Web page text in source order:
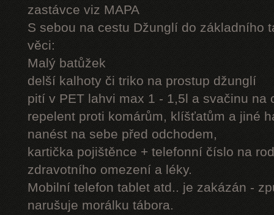
zastávce viz MAPA
S sebou na cestu Džunglí do základního
věci:
Malý batůžek
delší kalhoty či triko na prostup džunglí
pití v PET lahvi max 1 - 1,5l a svačinu na
repelent proti komárům, klíšťatům a jiné
nanést na sebe před odchodem,
kartička pojištěnce + telefonní číslo na
zdravotního omezení a léky.
Mobilní telefon tablet atd.. je zakázán -
narušuje morálku tábora.